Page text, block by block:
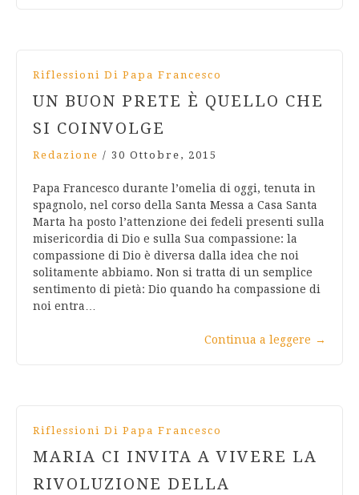
Riflessioni Di Papa Francesco
UN BUON PRETE È QUELLO CHE
SI COINVOLGE
Redazione / 30 Ottobre, 2015
Papa Francesco durante l’omelia di oggi, tenuta in
spagnolo, nel corso della Santa Messa a Casa Santa
Marta ha posto l’attenzione dei fedeli presenti sulla
misericordia di Dio e sulla Sua compassione: la
compassione di Dio è diversa dalla idea che noi
solitamente abbiamo. Non si tratta di un semplice
sentimento di pietà: Dio quando ha compassione di
noi entra…
Continua a leggere →
Riflessioni Di Papa Francesco
MARIA CI INVITA A VIVERE LA
RIVOLUZIONE DELLA